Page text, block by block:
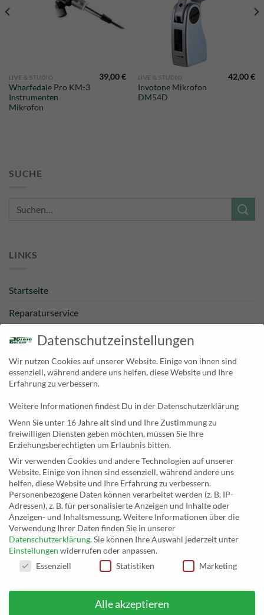
LIVE & STUDIO
Wharfedale Pro KM-3
Instrumenten
Mikrofon
39,00€ LIVE & STUDIO
Invotone Mikrofon
DM54D
42,00€
SUCHE
LINKS
Startseite
Reparaturservice
Bestpreisgarantie
Kategorien
Newsletter
KONTAKT
MusicEggert
Inh. Rolf Eggert
Paulstraße 2a
19249 Lübtheen
Telefon: +493885551353
E-Mail:
musikhaus@musiceggert.de
PayPal E-Mail:info@musiceggert.de
Datenschutzeinstellungen
Wir nutzen Cookies auf unserer Website. Einige von ihnen sind
essenziell, während andere uns helfen, diese Website und Ihre
Erfahrung zu verbessern.
Weitere Informationen findest Du in der Datenschutzerklärung
Wenn Sie unter 16 Jahre alt sind und Ihre Zustimmung zu
freiwilligen Diensten geben möchten, müssen Sie Ihre
Erziehungsberechtigten um Erlaubnis bitten.
Wir verwenden Cookies und andere Technologien auf unserer
Website. Einige von ihnen sind essenziell, während andere uns
helfen, diese Website und Ihre Erfahrung zu verbessern.
Personenbezogene Daten können verarbeitet werden (z. B. IP-
Adressen), z. B. für personalisierte Anzeigen und Inhalte oder
Anzeigen- und Inhaltsmessung.Weitere Informationen über die
Verwendung Ihrer Daten finden Sie in unserer
Datenschutzerklärung.Sie können Ihre Auswahl jederzeit unter
Einstellungen widerrufen oder anpassen.
DATENSCHUTZEINSTELLUNGEN
Essenziell Statistiken Marketing
Alle akzeptieren